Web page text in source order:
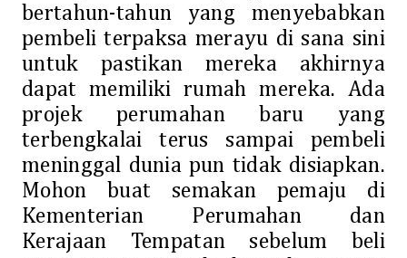
bertahun-tahun yang menyebabkan
pembeli terpaksa merayu di sana sini
untuk pastikan mereka akhirnya
dapat memiliki rumah mereka. Ada
projek perumahan baru yang
terbengkalai terus sampai pembeli
meninggal dunia pun tidak disiapkan.
Mohon buat semakan pemaju di
Kementerian Perumahan dan
Kerajaan Tempatan sebelum beli